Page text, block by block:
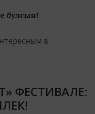
булсын!
в
ФЕСТИВАЛЕ: